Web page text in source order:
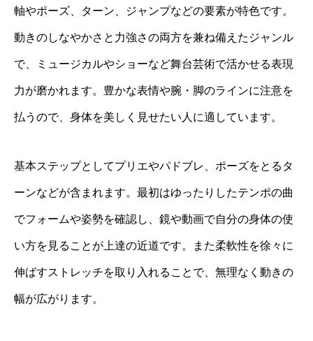
軸やポーズ、ターン、ジャンプなどの要素が特色です。
動きのしなやかさと力強さの両方を兼ね備えたジャンル
で、ミュージカルやショーなど舞台芸術で活かせる表現
力が磨かれます。豊かな表情や腕・脚のラインに注意を
払うので、身体を美しく見せたい人に適しています。
基本ステップとしてプリエやパドブレ、ポーズをとるタ
ーンなどが含まれます。最初はゆったりしたテンポの曲
でフォームや姿勢を確認し、鏡や動画で自分の身体の使
い方を見ることが上達の近道です。また柔軟性を徐々に
伸ばすストレッチを取り入れることで、無理なく動きの
幅が広がります。